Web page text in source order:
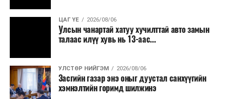
сургалтыг цахим хэлбэрт шилжүүлэх, төрийн албан
хаагчдыг зарим өдрүүдэд цахимаар ажиллуулах арга
хэмжээг үргэлжлүүлэхийг үүрэг болголоо.
Төсвийн сахилга бат сайжирч, эдийн засгийн нөхцөл
байдал хэвийн болсон тохиолдолд эдгээр
хязгаарлалтыг үе шаттайгаар сулруулах юм.
ЦАГ ҮЕ 2026/08/06
Улсын чанартай хатуу хучилттай авто замын
талаас илүү хувь нь 13-аас...
УЛСТӨР НИЙГЭМ 2026/08/06
Засгийн газар энэ оныг дуустал санхүүгийн
хэмнэлтийн горимд шилжинэ